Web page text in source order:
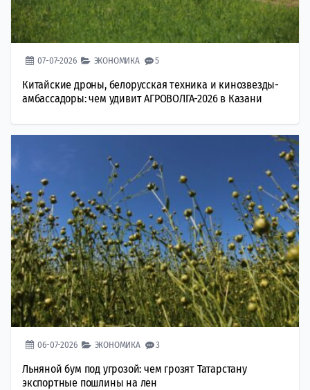
07-07-2026 ЭКОНОМИКА 5
Китайские дроны, белорусская техника и кинозвезды-
амбассадоры: чем удивит АГРОВОЛГА-2026 в Казани
06-07-2026 ЭКОНОМИКА 3
Льняной бум под угрозой: чем грозят Татарстану
экспортные пошлины на лен